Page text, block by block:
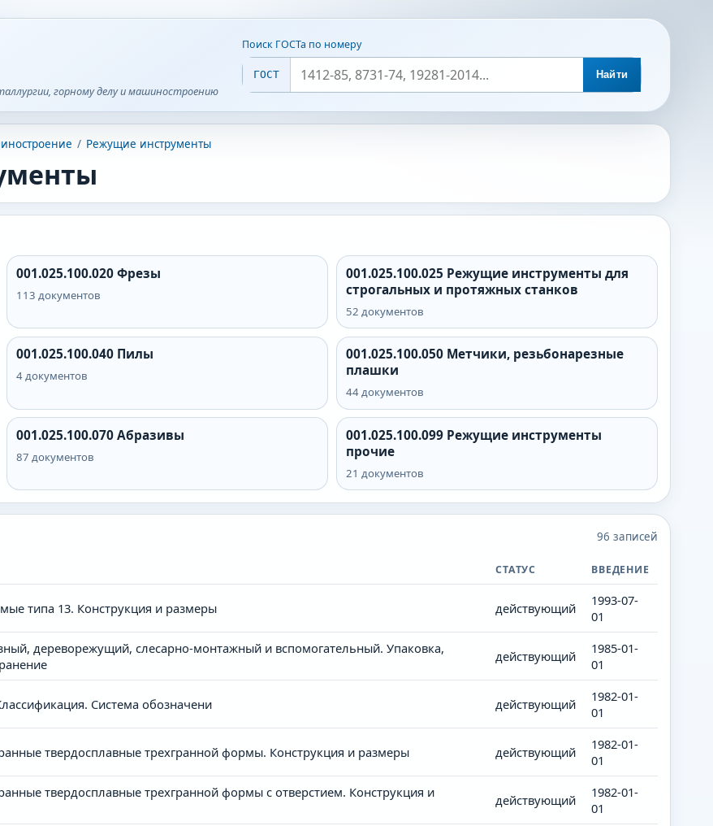
горному делу и машиностроению
Поиск ГОСТа по номеру
ГОСТ Найти
/ Режущие инструменты
001.025.100.020Фрезы
113 документов
001.025.100.025 Режущие инструменты для
строгальных и протяжных станков
52 документов
001.025.100.040 Пилы
4документов
001.025.100.050 Метчики, резьбонарезные
плашки
44документов
001.025.100.070Абразивы
87 документов
001.025.100.099 Режущие инструменты
прочие
21 документов
96 записей
СТАТУС ВВЕДЕНИЕ
типа 13. Конструкция и размеры действующий
1993-07-
01
дереворежущий, слесарно-монтажный и вспомогательный. Упаковка,
действующий
1985-01-
01
Система обозначени действующий
1982-01-
01
твердосплавные трехгранной формы. Конструкция и размеры действующий
1982-01-
01
твердосплавные трехгранной формы с отверстием. Конструкция и
действующий
1982-01-
01